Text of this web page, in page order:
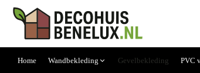
Home Wandbekleding Gevelbekleding PVC